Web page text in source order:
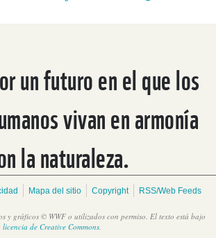
un futuro en el que los
vivan en armonía
la naturaleza.
Mapa del sitio Copyright RSS/Web Feeds
y gráficos © WWF o utilizados con permiso. El texto está bajo
licencia de Creative Commons.